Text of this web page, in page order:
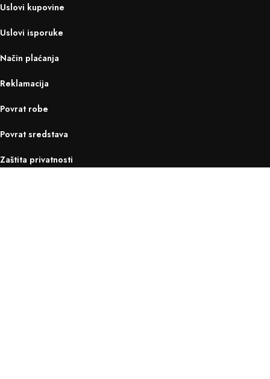
Uslovi kupovine
Uslovi isporuke
Način plaćanja
Reklamacija
Povrat robe
Povrat sredstava
Zaštita privatnosti